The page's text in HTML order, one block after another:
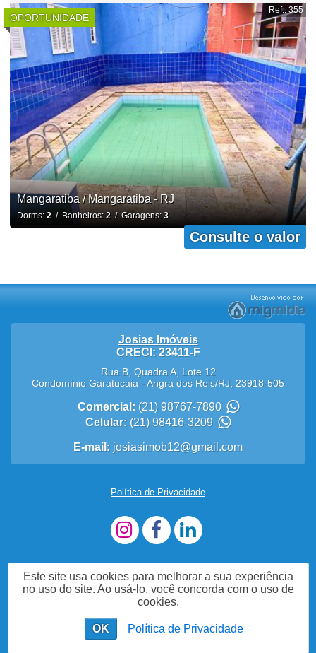
OPORTUNIDADE
Ref.: 355
Mangaratiba / Mangaratiba - RJ
Dorms: 2/ Banheiros: 2/ Garagens:3
Consulte o valor
Josias Imóveis
CRECI: 23411-F
Rua B, Quadra A, Lote 12
Condomínio Garatucaia -Angra dos Reis/RJ 23918-505
Comercial: (21) 98767-7890
Celular: (21) 98416-3209
E-mail: josiasimob12@gmail.com
Política de Privacidade
Este site usa cookies para melhorar a sua experiência
no uso do site. Ao usá-lo, você concorda com o uso de
cookies.
OK Política de Privacidade